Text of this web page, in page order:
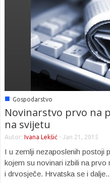
■ Gospodarstvo
Novinarstvo prvo na
na svijetu
Autor: Ivana Lekšić - Jan 21, 2015
I u zemlji nezaposlenih postoji
kojem su novinari izbili na
i drvosječe. Hrvatska se i